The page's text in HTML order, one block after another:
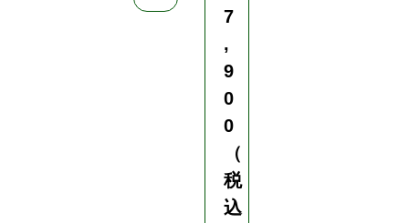
7
,
9
0
0
（
税
込